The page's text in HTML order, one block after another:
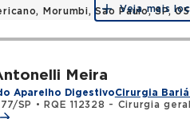
Morumbi, Sao Paulo, SP,
Veja mais
Meira
Aparelho DigestivoCirurgia
SP
•
RQE 112328 - Cirurgia geral